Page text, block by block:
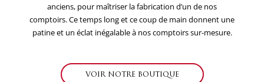
anciens, pour maîtriser la fabrication d’un de nos
comptoirs. Ce temps long et ce coup de main donnent une
patine et un éclat inégalable à nos comptoirs sur-mesure.
VOIR NOTRE BOUTIQUE